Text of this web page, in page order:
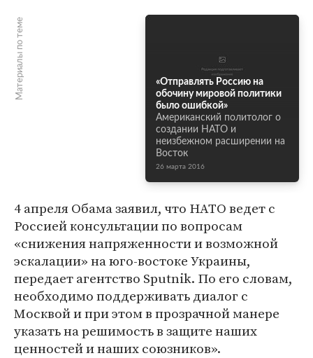
Материалы по теме
«Отправлять Россию на
обочину мировой политики
было ошибкой»
Американский политолог о
создании НАТО и
неизбежном расширении на
Восток
26 марта 2016
4 апреля Обама заявил, что НАТО ведет с
Россией консультации по вопросам
«снижения напряженности и возможной
эскалации» на юго-востоке Украины,
передает агентство Sputnik. По его словам,
необходимо поддерживать диалог с
Москвой и при этом в прозрачной манере
указать на решимость в защите наших
ценностей и наших союзников».